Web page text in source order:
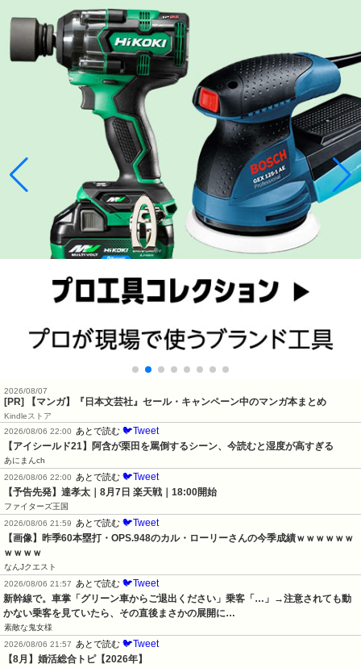
2026/08/07
[PR] 【マンガ】『日本文芸社』セール・キャンペーン中のマンガ本まとめ
Kindleストア
2026/08/06 22:00
あとで読む 🐦Tweet
【アイシールド21】阿含が栗田を罵倒するシーン、今読むと湿度が高すぎる
あにまんch
2026/08/06 22:00
あとで読む 🐦Tweet
【予告先発】達孝太｜8月7日 楽天戦｜18:00開始
ファイターズ王国
2026/08/06 21:59
あとで読む 🐦Tweet
【画像】昨季60本塁打・OPS.948のカル・ローリーさんの今季成績ｗｗｗｗｗｗ
ｗｗｗｗ
なんJクエスト
2026/08/06 21:57
あとで読む 🐦Tweet
新幹線で。車掌「グリーン車からご退出ください」乗客「…」→注意されても動
かない乗客を見ていたら、その直後まさかの展開に…
素敵な鬼女様
2026/08/06 21:57
あとで読む 🐦Tweet
【8月】婚活総合トピ【2026年】